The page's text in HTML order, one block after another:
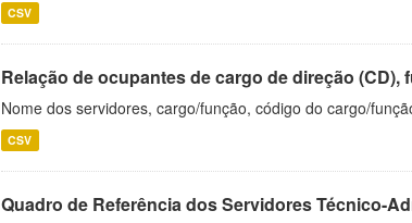
CSV
Relação de ocupantes de cargo de direção (CD),
Nome dos servidores, cargo/função, código do cargo/
CSV
Quadro de Referência dos Servidores Técnico-